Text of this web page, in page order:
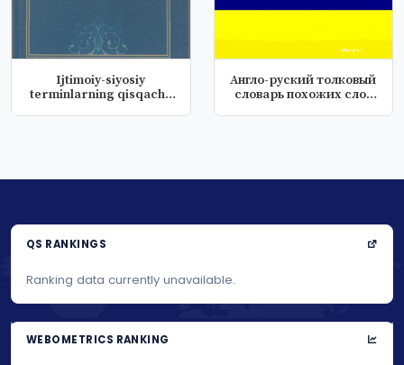
Ijtimoiy-siyosiy
terminlarning qisqacha
Англо-руский толковый
словарь похожих слов
QS RANKINGS
Ranking data currently unavailable.
WEBOMETRICS RANKING